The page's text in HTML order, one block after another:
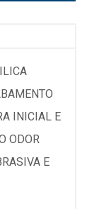
INICIAL E
ODOR
E